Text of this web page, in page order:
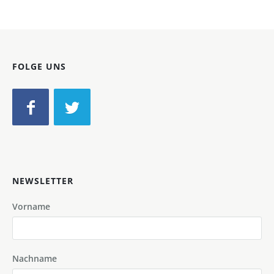
FOLGE UNS
NEWSLETTER
Vorname
Nachname